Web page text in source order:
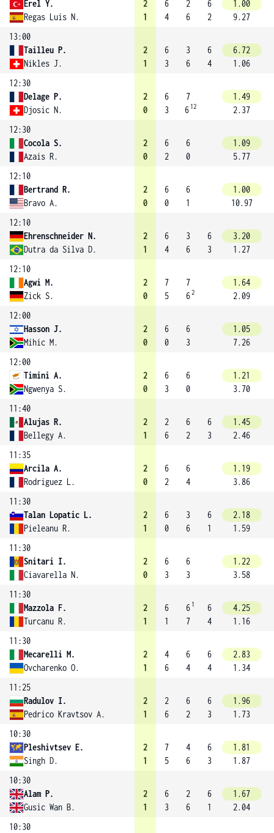
Erel Y.
Regas Luis N.
2
1
6
4
2
6
6
2
1.00
9.27
13:00
Tailleu P.
Nikles J.
2
1
6
3
3
6
6
4
6.72
1.06
12:30
Delage P.
Djosic N.
2
0
6
3
7
6 12
1.49
2.37
12:30
Cocola S.
Azais R.
2
0
6
2
6
0
1.09
5.77
12:10
Bertrand R.
Bravo A.
2
0
6
0
6
1
1.00
10.97
12:10
Ehrenschneider N.
Dutra da Silva D.
2
1
6
4
3
6
6
3
3.20
1.27
12:10
Agwi M.
Zick S.
2
0
7
5
7
62
1.64
2.09
12:00
Hasson J.
Mihic M.
2
0
6
0
6
3
1.05
7.26
12:00
Timini A.
Ngwenya S.
2
0
6
3
6
0
1.21
3.70
11:40
Alujas R.
Bellegy A.
2
1
2
6
6
2
6
3
1.45
2.46
11:35
Arcila A.
Rodriguez L.
2
0
6
2
6
4
1.19
3.86
11:30
Talan Lopatic L.
Pieleanu R.
2
1
6
0
3
6
6
1
2.18
1.59
11:30
Snitari I.
Ciavarella N.
2
0
6
3
6
3
1.22
3.58
11:30
Mazzola F.
Turcanu R.
2
1
6
1
6 1
7
6
4
4.25
1.16
11:30
Mecarelli M.
Ovcharenko O.
2
1
4
6
6
4
6
4
2.83
1.34
11:25
Radulov I.
Pedrico Kravtsov A.
2
1
2
6
6
2
6
3
1.96
1.73
10:30
Pleshivtsev E.
Singh D.
2
1
7
5
4
6
6
3
1.81
1.87
10:30
Alam P.
Gusic Wan B.
2
1
6
3
2
6
6
1
1.67
2.04
10:30